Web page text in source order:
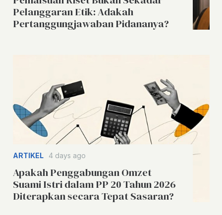
Pelanggaran Etik: Adakah
Pertanggungjawaban Pidananya?
ARTIKEL 4 days ago
Apakah Penggabungan Omzet
Suami Istri dalam PP 20 Tahun 2026
Diterapkan secara Tepat Sasaran?